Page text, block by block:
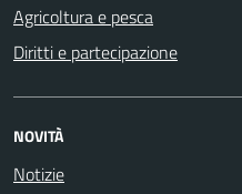
Agricoltura e pesca
Diritti e partecipazione
NOVITÀ
Notizie